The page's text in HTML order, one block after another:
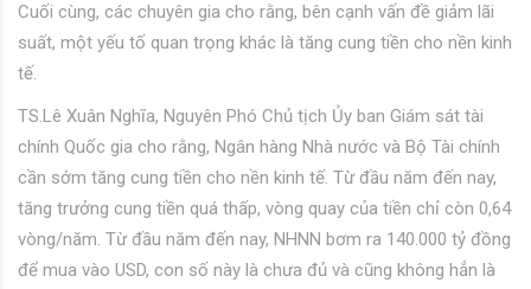
Cuối cùng, các chuyên gia cho rằng, bên cạnh vấn đề giảm lãi
suất, một yếu tố quan trọng khác là tăng cung tiền cho nền kinh
tế.
TS.Lê Xuân Nghĩa, Nguyên Phó Chủ tịch Ủy ban Giám sát tài
chính Quốc gia cho rằng, Ngân hàng Nhà nước và Bộ Tài chính
cần sớm tăng cung tiền cho nền kinh tế. Từ đầu năm đến nay,
tăng trưởng cung tiền quá thấp, vòng quay của tiền chỉ còn 0,64
vòng/năm. Từ đầu năm đến nay, NHNN bơm ra 140.000 tỷ đồng
để mua vào USD, con số này là chưa đủ và cũng không hẳn là